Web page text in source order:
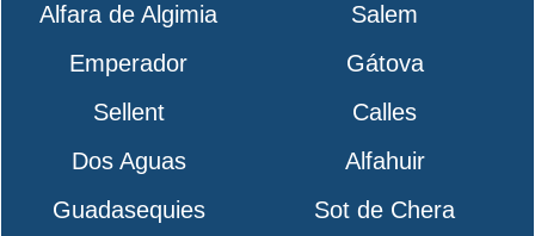
Alfara de Algimia
Salem
Emperador
Gátova
Sellent
Calles
Dos Aguas
Alfahuir
Guadasequies
Sot de Chera